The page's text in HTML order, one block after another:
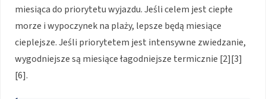
miesiąca do priorytetu wyjazdu. Jeśli celem jest ciepłe
morze i wypoczynek na plaży, lepsze będą miesiące
cieplejsze. Jeśli priorytetem jest intensywne zwiedzanie,
wygodniejsze są miesiące łagodniejsze termicznie [2][3]
[6].